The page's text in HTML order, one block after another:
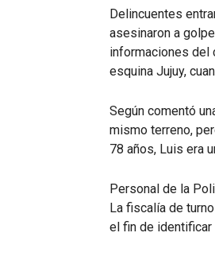
Delincuentes
asesinaron a
informaciones del
esquina Jujuy,
Según comentó
mismo terreno,
78 años, Luis era
Personal de la
La fiscalía de
el fin de